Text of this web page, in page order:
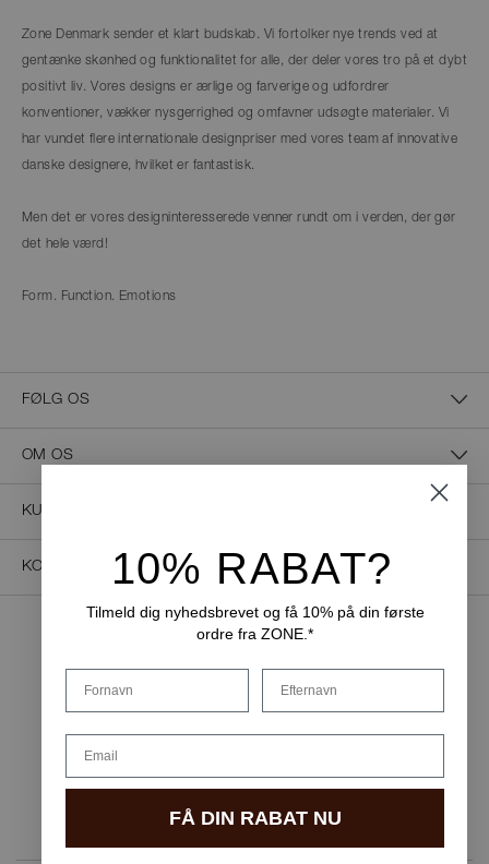
Zone Denmark sender et klart budskab. Vi fortolker nye trends ved at
gentænke skønhed og funktionalitet for alle, der deler vores tro på et dybt
positivt liv. Vores designs er ærlige og farverige og udfordrer
konventioner, vækker nysgerrighed og omfavner udsøgte materialer. Vi
har vundet flere internationale designpriser med vores team af innovative
danske designere, hvilket er fantastisk.
Men det er vores designinteresserede venner rundt om i verden, der gør
det hele værd!
Form. Function. Emotions
FØLG OS
OM OS
KUNDESERVICE
KONTAKT OS10% RABAT?
Tilmeld dig nyhedsbrevet og få 10% på din første
ordre fra ZONE.*
Fornavn Efternavn
Email
FÅ DIN RABAT NU